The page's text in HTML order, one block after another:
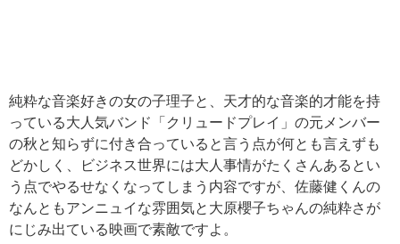
純粋な音楽好きの女の子理子と、天才的な音楽的才能を持
っている大人気バンド「クリュードプレイ」の元メンバー
の秋と知らずに付き合っていると言う点が何とも言えずも
どかしく、ビジネス世界には大人事情がたくさんあるとい
う点でやるせなくなってしまう内容ですが、佐藤健くんの
なんともアンニュイな雰囲気と大原櫻子ちゃんの純粋さが
にじみ出ている映画で素敵ですよ。